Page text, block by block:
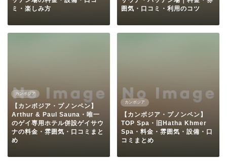
ミ・楽しみ方
囲気・口コミ・利用のコツ
カンボジア
【カンボジア・プノンペン】
Arthur & Paul Sauna・唯一
のゲイ専用ホテル併設ゲイサウ
ナの料金・雰囲気・口コミまと
め
カンボジア
【カンボジア・プノンペン】
TOP Spa・旧Hatha Khmer
Spa・料金・雰囲気・設備・口
コミまとめ